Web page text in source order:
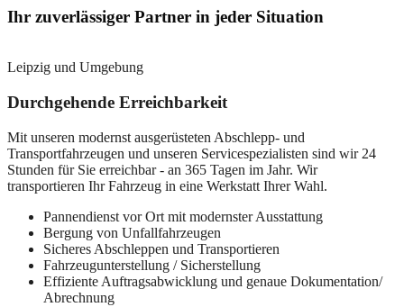
Ihr zuverlässiger Partner in jeder Situation
Leipzig und Umgebung
Durchgehende Erreichbarkeit
Mit unseren modernst ausgerüsteten Abschlepp- und
Transportfahrzeugen und unseren Servicespezialisten sind wir 24
Stunden für Sie erreichbar - an 365 Tagen im Jahr. Wir
transportieren Ihr Fahrzeug in eine Werkstatt Ihrer Wahl.
Pannendienst vor Ort mit modernster Ausstattung
Bergung von Unfallfahrzeugen
Sicheres Abschleppen und Transportieren
Fahrzeugunterstellung / Sicherstellung
Effiziente Auftragsabwicklung und genaue Dokumentation/
Abrechnung